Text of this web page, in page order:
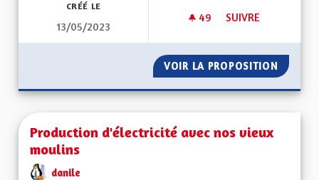
CRÉÉ LE
13/05/2023
49 49 ABONNÉS
SUIVRE
VOIR LA PROPOSITION
Production d'électricité avec nos vieux
moulins
danile